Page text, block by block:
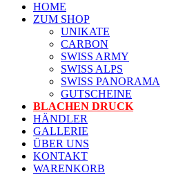
HOME
ZUM SHOP
UNIKATE
CARBON
SWISS ARMY
SWISS ALPS
SWISS PANORAMA
GUTSCHEINE
BLACHEN DRUCK
HÄNDLER
GALLERIE
ÜBER UNS
KONTAKT
WARENKORB